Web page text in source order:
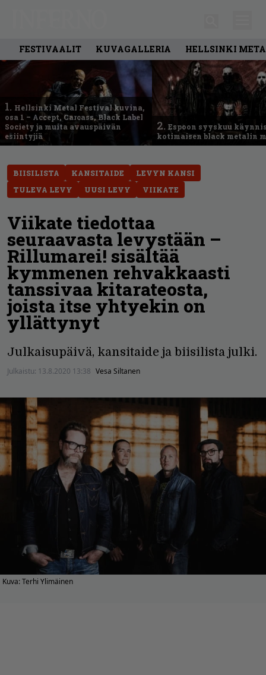
FESTIVAALIT KUVAGALLERIA HELLSINKI
1. Hellsinki Metal Festival kuvina,
osa 1 – Accept, Carcass, Black Label
Society ja muita avauspäivän
esiintyjiä
2. Espoon syyskuu
kotimaisen black metalin
BIISILISTA KANSITAIDE
LEVYN KANSI
TULEVA LEVY
UUSI LEVY VIIKATE
Viikate tiedottaa
seuraavasta levystään –
Rillumarei! sisältää
kymmenen rehvakkaasti
tanssivaa kitarateosta,
joista itse yhtyekin on
yllättynyt
Julkaisupäivä, kansitaide ja biisilista julki.
Julkaistu: 13.8.2020 13:38 Vesa Siltanen
Kuva: Terhi Ylimäinen